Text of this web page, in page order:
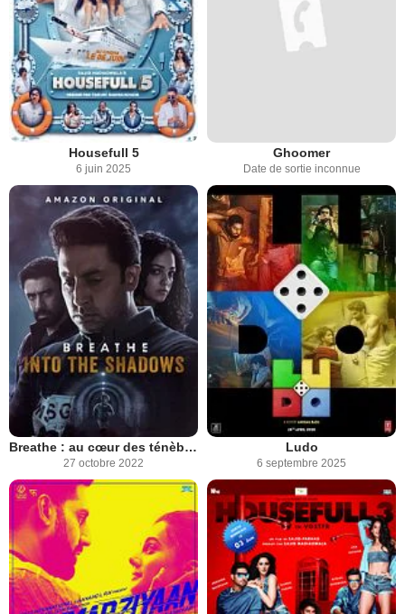
Housefull 5
6 juin 2025
Ghoomer
Date de sortie inconnue
Breathe : au cœur des ténèbres
27 octobre 2022
Ludo
6 septembre 2025